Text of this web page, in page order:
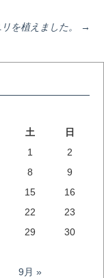
を植えました。
→
土
日
1
2
8
9
15
16
22
23
29
30
9月 »